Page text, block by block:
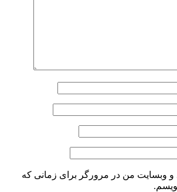
و وبسایت من در مرورگر برای زمانی که